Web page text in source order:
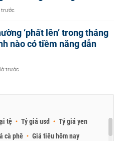
trước
‘phất lên’ trong tháng
nào có tiềm năng dẫn
trước
tệ Tỷ giá usd
Tỷ giá yen
cà phê Giá tiêu hôm nay